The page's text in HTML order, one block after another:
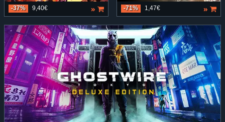
-37% 9,40€ » -71% 1,47€ »